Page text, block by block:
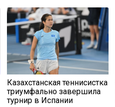
Казахстанская теннисистка
триумфально завершила
турнир в Испании